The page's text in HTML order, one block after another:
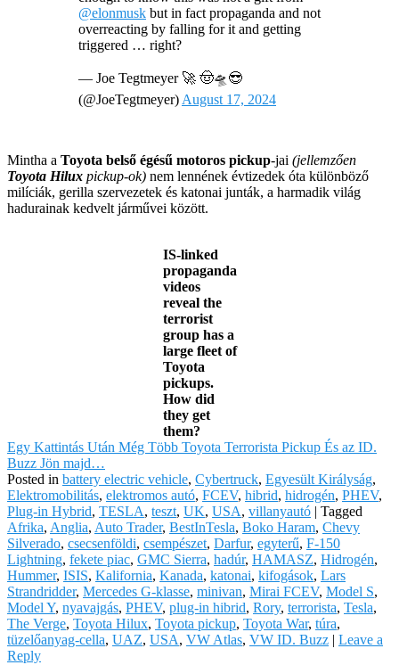
@elonmusk but in fact propaganda and not
overreacting by falling for it and getting
triggered … right?
— Joe Tegtmeyer 🚀 🤠🛸😎
(@JoeTegtmeyer) August 17, 2024
Mintha a Toyota belső égésű motoros pickup-jai (jellemzően
Toyota Hilux pickup-ok) nem lennének évtizedek óta különböző
milíciák, gerilla szervezetek és katonai junták, a harmadik világ
hadurainak kedvelt járművei között.
IS-linked
propaganda
videos
reveal the
terrorist
group has a
large fleet of
Toyota
pickups.
How did
they get
them?
Egy Kattintás Után Még Több Toyota Terrorista Pickup És az ID.
Buzz Jön majd…
Posted in battery electric vehicle, Cybertruck, Egyesült Királyság,
Elektromobilitás, elektromos autó, FCEV, hibrid, hidrogén, PHEV,
Plug-in Hybrid, TESLA, teszt, UK, USA, villanyautó | Tagged
Afrika, Anglia, Auto Trader, BestInTesla, Boko Haram, Chevy
Silverado, csecsenföldi, csempészet, Darfur, egyterű, F-150
Lightning, fekete piac, GMC Sierra, hadúr, HAMASZ, Hidrogén,
Hummer, ISIS, Kalifornia, Kanada, katonai, kifogások, Lars
Strandridder, Mercedes G-klasse, minivan, Mirai FCEV, Model S,
Model Y, nyavajgás, PHEV, plug-in hibrid, Rory, terrorista, Tesla,
The Verge, Toyota Hilux, Toyota pickup, Toyota War, túra,
tüzelőanyag-cella, UAZ, USA, VW Atlas, VW ID. Buzz | Leave a
Reply